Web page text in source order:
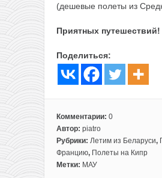
(дешевые полеты из
Приятных путешествий!
Поделиться:
Комментарии: 0
Автор: piatro
Рубрики: Летим из Беларуси,
Францию, Полеты на Кипр
Метки: МАУ